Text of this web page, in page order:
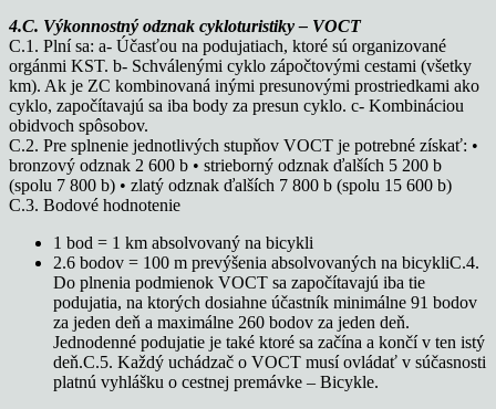
4.C. Výkonnostný odznak cykloturistiky – VOCT
C.1. Plní sa: a- Účasťou na podujatiach, ktoré sú organizované
orgánmi KST. b- Schválenými cyklo zápočtovými cestami (všetky
km). Ak je ZC kombinovaná inými presunovými prostriedkami ako
cyklo, započítavajú sa iba body za presun cyklo. c- Kombináciou
obidvoch spôsobov.
C.2. Pre splnenie jednotlivých stupňov VOCT je potrebné získať: •
bronzový odznak 2 600 b • strieborný odznak ďalších 5 200 b
(spolu 7 800 b) • zlatý odznak ďalších 7 800 b (spolu 15 600 b)
C.3. Bodové hodnotenie
1 bod = 1 km absolvovaný na bicykli
2.6 bodov = 100 m prevýšenia absolvovaných na bicykliC.4.
Do plnenia podmienok VOCT sa započítavajú iba tie
podujatia, na ktorých dosiahne účastník minimálne 91 bodov
za jeden deň a maximálne 260 bodov za jeden deň.
Jednodenné podujatie je také ktoré sa začína a končí v ten istý
deň.C.5. Každý uchádzač o VOCT musí ovládať v súčasnosti
platnú vyhlášku o cestnej premávke – Bicykle.